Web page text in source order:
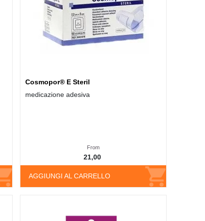
Cosmopor® E Steril
medicazione adesiva
AGGIUNGI AL CARRELLO
From
21,00